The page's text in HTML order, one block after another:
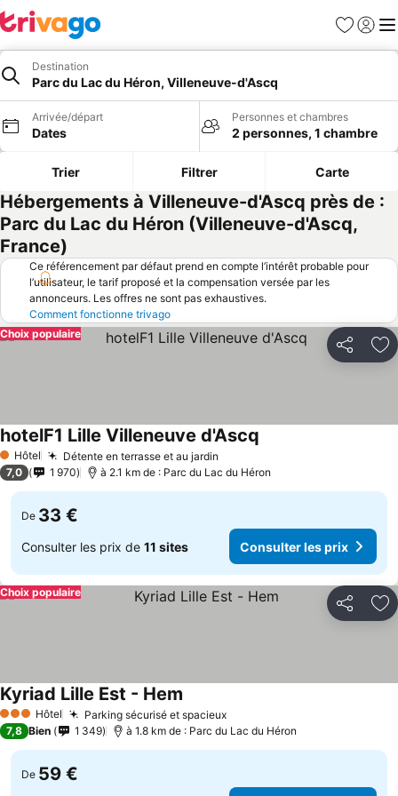
Favoris
Se
Destination
Parc du Lac du Héron, Villeneuve-d'Ascq
Arrivée/départ
Dates
Personnes et chambres
2 personnes, 1 chambre
Trier Filtrer Carte
Hébergements à Villeneuve-d'Ascq près de :
Parc du Lac du Héron (Villeneuve-d'Ascq,
France)
Ce référencement par défaut prend en compte l’intérêt probable pour
l’utilisateur, le tarif proposé et la compensation versée par les
annonceurs. Les offres ne sont pas exhaustives.
Comment fonctionne trivago
Partager
Choix populaire
1 Étoiles
Hôtel Détente en terrasse et au jardin
hotelF1 Lille Villeneuve d'Ascq
7,0 1 970 à 2.1 km de : Parc du Lac du Héron
De 33 €
Consulter les prix de 11 sites Consulter les prix
Partager
Choix populaire
3 ÉtoilesHôtel Parking sécurisé et spacieux
Kyriad Lille Est - Hem
7,8 Bien 1 349 à 1.8 km de : Parc du Lac du Héron
De 59 €